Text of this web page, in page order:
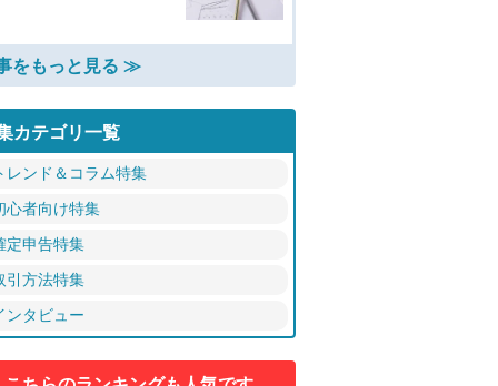
をもっと見る ≫
カテゴリ一覧
レンド＆コラム特集
心者向け特集
定申告特集
引方法特集
ンタビュー